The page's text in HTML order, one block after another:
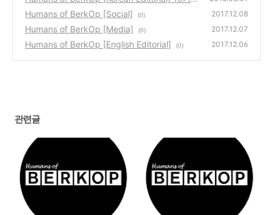
(0)
Humans of BerkOp [Social] (0) 2017.12.08
Humans of BerkOp [Media] (0) 2017.12.07
Humans of BerkOp [English Editorial] (0) 2017.12.06
관련글